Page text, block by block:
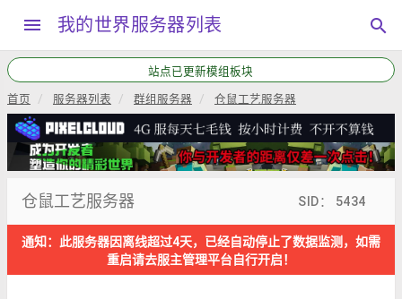
menu 我的世界服务器列表 search
站点已更新模组板块
首页 服务器列表 群组服务器 仓鼠工艺服务器
仓鼠工艺服务器 SID： 5434
通知：此服务器因离线超过4天，已经自动停止了数据监测，如需
重启请去服主管理平台自行开启！